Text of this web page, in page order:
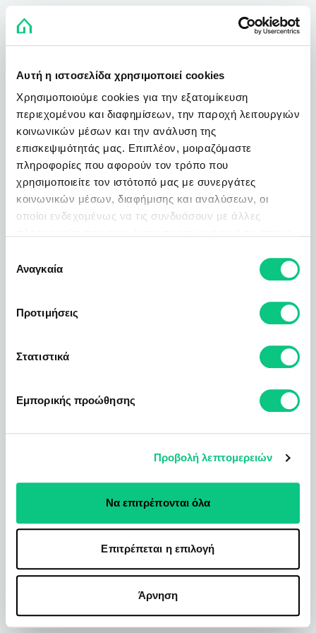
Αυτή η ιστοσελίδα χρησιμοποιεί cookies
Χρησιμοποιούμε cookies για την εξατομίκευση
περιεχομένου και διαφημίσεων, την παροχή λειτουργιών
κοινωνικών μέσων και την ανάλυση της
επισκεψιμότητάς μας. Επιπλέον, μοιραζόμαστε
πληροφορίες που αφορούν τον τρόπο που
χρησιμοποιείτε τον ιστότοπό μας με συνεργάτες
κοινωνικών μέσων, διαφήμισης και αναλύσεων, οι
οποίοι ενδεχομένως να τις συνδυάσουν με άλλες
των υπηρεσιών τους.
συγκατάθεσης
Αναγκαία
Προτιμήσεις
Στατιστικά
Εμπορικής προώθησης
Προβολή λεπτομερειών
Να επιτρέπονται όλα
Επιτρέπεται η επιλογή
Άρνηση